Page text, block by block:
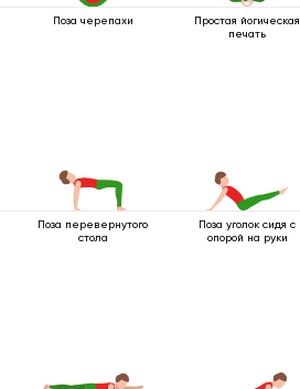
Поза черепахи
Простая йогическая
печать
Поза перевернутого
стола
Поза уголок сидя с
опорой на руки